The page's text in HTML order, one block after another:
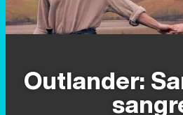
Outlander: